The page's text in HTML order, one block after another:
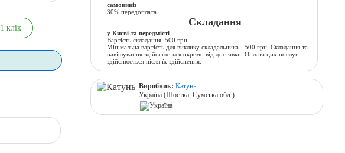
самовивіз
30% передоплата
Складання
у Києві та передмісті
Вартість складання: 500 грн.
Мінімальна вартість для виклику складальника - 500 грн. Складання та
навішування здійснюється окремо від доставки. Оплата цих послуг
здійснюється після їх здійснення.
Виробник: Катунь
Україна (Шостка, Сумська обл.)